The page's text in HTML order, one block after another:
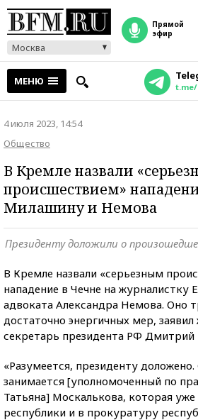
Москва
прямой
эфир
МЕНЮ t.me/
4 июля 2023, 14:54
Общество
В Кремле назвали
происшествием»
Милашину и Немова
Президенту доложили о
В Кремле назвали «серьезным
нападение в Чечне на журналистку
адвоката Александра Немова. Оно
достаточно энергичных мер,
секретарь президента РФ Дмитрий
«Разумеется, президенту
занимается [уполномоченный по
Татьяна] Москалькова, которая
республики и в прокуратуру